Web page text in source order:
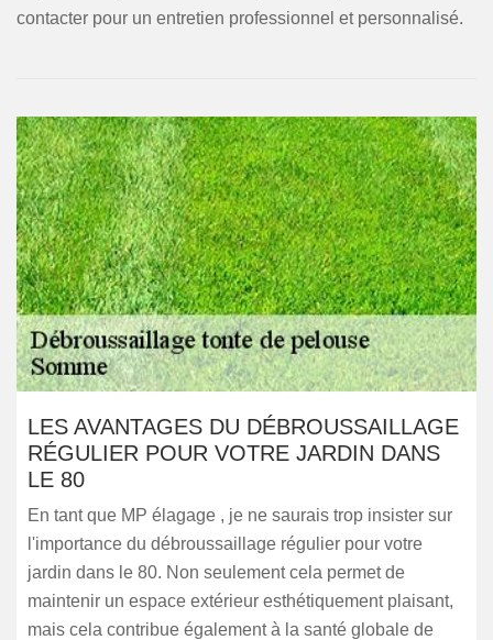
contacter pour un entretien professionnel et personnalisé.
LES AVANTAGES DU DÉBROUSSAILLAGE
RÉGULIER POUR VOTRE JARDIN DANS
LE 80
En tant que MP élagage , je ne saurais trop insister sur
l'importance du débroussaillage régulier pour votre
jardin dans le 80. Non seulement cela permet de
maintenir un espace extérieur esthétiquement plaisant,
mais cela contribue également à la santé globale de